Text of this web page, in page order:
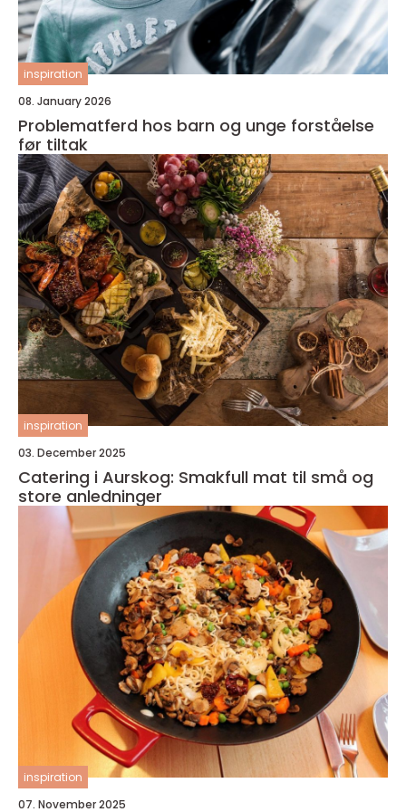
inspiration
08. January 2026
Problematferd hos barn og unge forståelse
før tiltak
inspiration
03. December 2025
Catering i Aurskog: Smakfull mat til små og
store anledninger
inspiration
07. November 2025